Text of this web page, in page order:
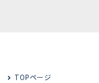
TOPページ